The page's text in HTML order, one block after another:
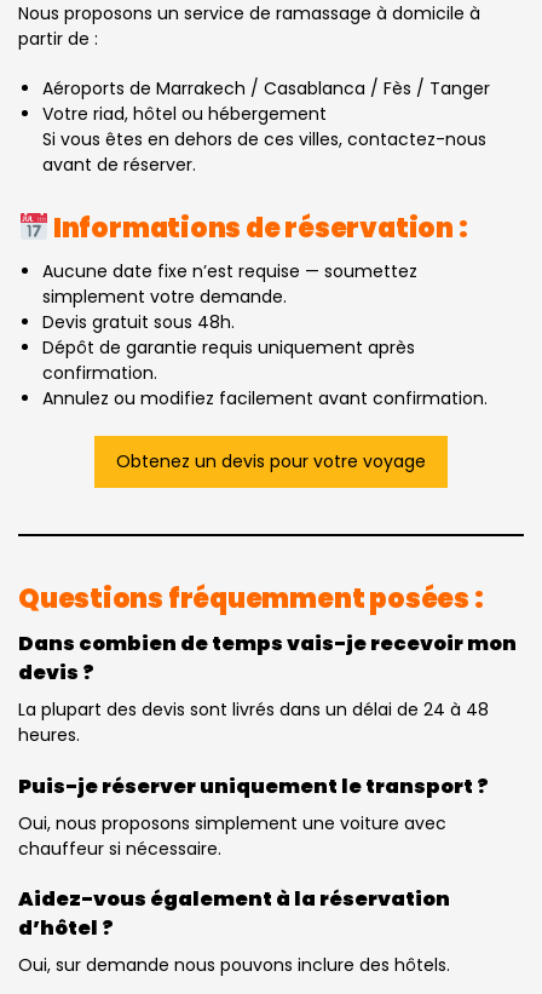
Nous proposons un service de ramassage à domicile à
partir de :
Aéroports de Marrakech / Casablanca / Fès / Tanger
Votre riad, hôtel ou hébergement
Si vous êtes en dehors de ces villes, contactez-nous
avant de réserver.
Informations de réservation :
Aucune date fixe n’est requise — soumettez
simplement votre demande.
Devis gratuit sous 48h.
Dépôt de garantie requis uniquement après
confirmation.
Annulez ou modifiez facilement avant confirmation.
Obtenez un devis pour votre voyage
Questions fréquemment posées :
Dans combien de temps vais-je recevoir mon
devis ?
La plupart des devis sont livrés dans un délai de 24 à 48
heures.
Puis-je réserver uniquement le transport ?
Oui, nous proposons simplement une voiture avec
chauffeur si nécessaire.
Aidez-vous également à la réservation
d’hôtel ?
Oui, sur demande nous pouvons inclure des hôtels.